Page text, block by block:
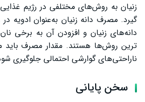
زنیان به روش‌های مختلفی در رژیم غذایی
گیرد. مصرف دانه زنیان به‌عنوان ادویه
دانه‌های زنیان و افزودن آن به برخی
‌ترین روش‌ها هستند. مقدار مصرف باید
ناراحتی‌های گوارشی احتمالی جلوگیری
سخن پایانی